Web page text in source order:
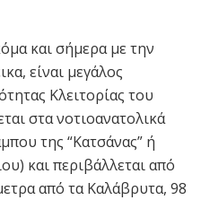
και σήμερα με την
είναι μεγάλος
Κλειτορίας του
στα νοτιοανατολικά
της “Κατσάνας” ή
και περιβάλλεται από
από τα Καλάβρυτα, 98